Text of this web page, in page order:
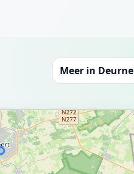
Meer in Deurne